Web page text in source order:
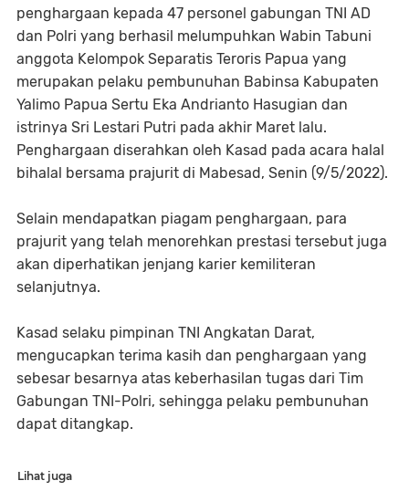
penghargaan kepada 47 personel gabungan TNI AD
dan Polri yang berhasil melumpuhkan Wabin Tabuni
anggota Kelompok Separatis Teroris Papua yang
merupakan pelaku pembunuhan Babinsa Kabupaten
Yalimo Papua Sertu Eka Andrianto Hasugian dan
istrinya Sri Lestari Putri pada akhir Maret lalu.
Penghargaan diserahkan oleh Kasad pada acara halal
bihalal bersama prajurit di Mabesad, Senin (9/5/2022).
Selain mendapatkan piagam penghargaan, para
prajurit yang telah menorehkan prestasi tersebut juga
akan diperhatikan jenjang karier kemiliteran
selanjutnya.
Kasad selaku pimpinan TNI Angkatan Darat,
mengucapkan terima kasih dan penghargaan yang
sebesar besarnya atas keberhasilan tugas dari Tim
Gabungan TNI-Polri, sehingga pelaku pembunuhan
dapat ditangkap.
Lihat juga